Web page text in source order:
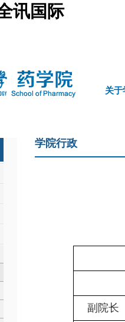
讯国际
关于
学院行政
副院长